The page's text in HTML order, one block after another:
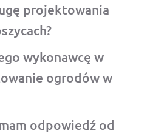
projektowania
wykonawcę w
ogrodów w
odpowiedź od